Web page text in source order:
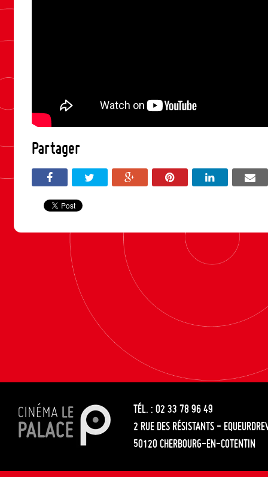
Partager
TÉL. : 02 33 78 96 49
2 RUE DES RÉSISTANTS -
50120 CHERBOURG-EN-COTENTIN